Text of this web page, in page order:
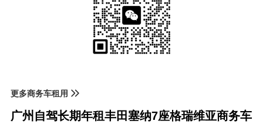
更多商务车租用
广州自驾长期年租丰田塞纳7座格瑞维亚商务车